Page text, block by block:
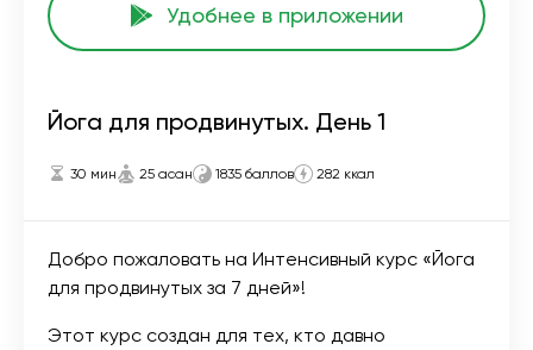
Удобнее в приложении
Йога для продвинутых. День 1
30 мин 25 асан 1835 баллов 282 ккал
Добро пожаловать на Интенсивный курс «Йога
для продвинутых за 7 дней»!
Этот курс создан для тех, кто давно